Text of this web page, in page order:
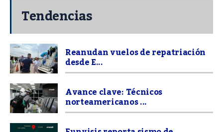
Tendencias
Reanudan vuelos de repatriación
desde E...
Avance clave: Técnicos
norteamericanos ...